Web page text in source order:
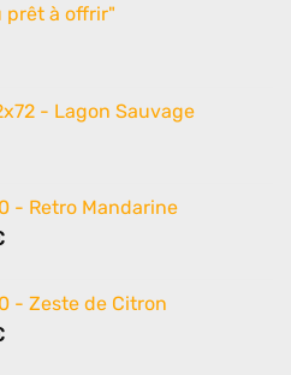
prêt à offrir"
- Lagon Sauvage
:
- Retro Mandarine
Le
est :
52,00€.
- Zeste de Citron
Le